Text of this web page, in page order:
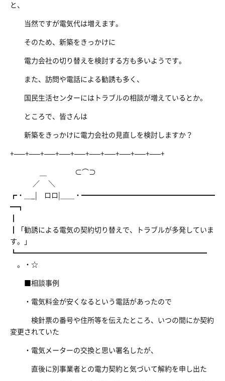
と、
当然ですが電気代は増えます。
そのため、新築をきっかけに
電力会社の切り替えを検討する方も多いようです。
また、訪問や電話による勧誘も多く、
国民生活センターにはトラブルの相談が増えているとか。
ところで、皆さんは
新築をきっかけに電力会社の見直しを検討しますか？
+—–+—–+—–+—–+—–+—–+—–+—–+—–+—–+
＿ ⊂⌒⊃
／ ＼
┏・＿_| ロロ|＿＿・━━━━━━━━━━━━━━━━━━━
━┓
┃「勧誘による電気の契約切り替えで、トラブルが多発していま
す。」
┗━━━━━━━━━━━━━━━━━━━━━━━━━━━
。・☆
■相談事例
・電気料金が安くなるという電話があったので
検針票の番号や住所等を伝えたところ、いつの間にか契約
変更されていた
・電気メーターの交換と思い署名したが、
直後に別事業者との電力契約と気づいて解約を申し出た